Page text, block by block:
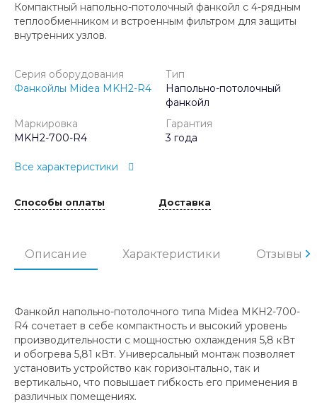
Компактный напольно-потолочный фанкойл с 4-рядным
теплообменником и встроенным фильтром для защиты
внутренних узлов.
Серия оборудования
Фанкойлы Midea MKH2-R4
Тип
Напольно-потолочный
фанкойл
Маркировка
MKH2-700-R4
Гарантия
3 года
Все характеристики
Способы оплаты Доставка
Описание Характеристики Отзывы
Фанкойл напольно-потолочного типа Midea MKH2-700-
R4 сочетает в себе компактность и высокий уровень
производительности с мощностью охлаждения 5,8 кВт
и обогрева 5,81 кВт. Универсальный монтаж позволяет
установить устройство как горизонтально, так и
вертикально, что повышает гибкость его применения в
различных помещениях.